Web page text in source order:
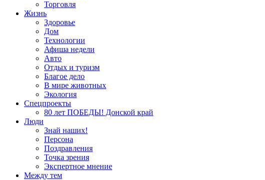
Торговля
Жизнь
Здоровье
Дом
Технологии
Афиша недели
Авто
Отдых и туризм
Благое дело
В мире животных
Экология
Спецпроекты
80 лет ПОБЕДЫ! Донской край
Люди
Знай наших!
Персона
Поздравления
Точка зрения
Экспертное мнение
Между тем